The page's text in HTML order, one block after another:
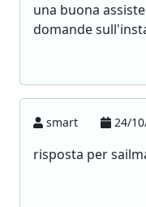
una buona
domande
smart 24/
risposta per